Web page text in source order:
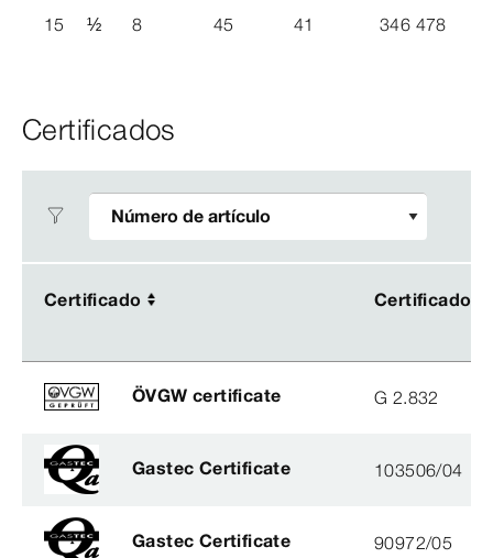
15 ½ 8 45 41 346 478
Certificados
Certificado Certificado
Certificado Certificado
ÖVGW certificate G 2.832
Gastec Certificate 103506/04
Gastec Certificate 90972/05